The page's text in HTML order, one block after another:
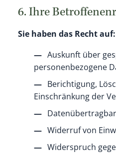
6. Ihre
Sie haben das Recht auf:
Auskunft über
personenbezogene
Berichtigung,
Einschränkung der
Widerruf von
Widerspruch